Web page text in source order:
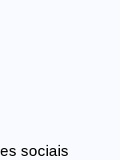
sociais